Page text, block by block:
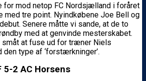
mod netop FC Nordsjælland i foråret
med tre point. Nyindkøbene Joe Bell og
Senere måtte vi sande, at de to
med at genvinde mesterskabet.
småt at fuse ud for træner Niels
den type af ‘forstærkninger’.
5-2 AC Horsens